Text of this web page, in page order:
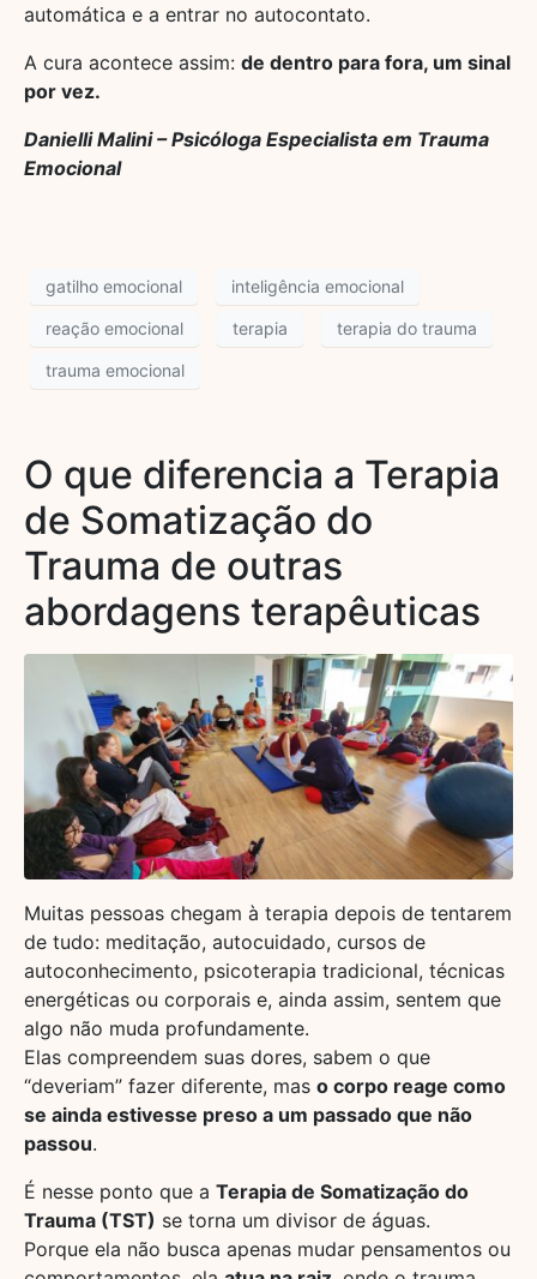
automática e a entrar no autocontato.
A cura acontece assim: de dentro para fora, um sinal
por vez.
Danielli Malini – Psicóloga Especialista em Trauma
Emocional
gatilho emocional inteligência emocional
reação emocional terapia terapia do trauma
trauma emocional
O que diferencia a Terapia
de Somatização do
Trauma de outras
abordagens terapêuticas
Muitas pessoas chegam à terapia depois de tentarem
de tudo: meditação, autocuidado, cursos de
autoconhecimento, psicoterapia tradicional, técnicas
energéticas ou corporais e, ainda assim, sentem que
algo não muda profundamente.
Elas compreendem suas dores, sabem o que
“deveriam” fazer diferente, mas o corpo reage como
se ainda estivesse preso a um passado que não
passou.
É nesse ponto que a Terapia de Somatização do
Trauma (TST) se torna um divisor de águas.
Porque ela não busca apenas mudar pensamentos ou